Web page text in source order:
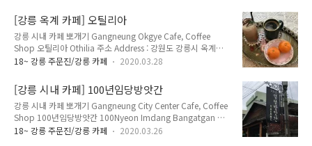
가격 Menu with Prices : 아메리카노 Americano 3,500원 카
페라떼 Cafe Latte 4,500원 카페모카 Cafe Mocha 4,500원
바닐라라떼 Vanilla Latte 4,500원 아이스 Ice +500원 정동심
곡 바다부채길 금진항에 위치한 카페. 금진항 쪽에 유일하게 있
는 카페가 아닌가 싶다. 창문 밖으로 금진항이 보이고, 3층으로
[강릉 옥계 카페] 오틸리아
강릉 시내 카페 뽀개기 Gangneung Okgye Cafe, Coffee
Shop 오틸리아 Othilia 주소 Address : 강원도 강릉시 옥계면
현내시장길 27 (현내리 326-8) 27, Hyeonnaesijang-gil
Opening Hours : 매일 Everyday 07:00~21:30 매주 화요일
휴무 Closed Every Tuesday 메뉴 및 가격 Menu with Prices :
아메리카노 Americano 3,500원 카페라떼 Cafe Latte 4,000
원 카페모카 Cafe Mocha 4,000원 바닐라라떼 Vanilla Latte
4,000원 아이스 Ice +500원 강릉 옥계 면사무소, 옥계 오일..
18~ 강릉 주문진/강릉 카페 2020.03.28
[강릉 시내 카페] 100년임당방앗간
강릉 시내 카페 뽀개기 Gangneung City Center Cafe, Coffee
Shop 100년임당방앗간 100Nyeon Imdang Bangatgan 주
소 Address : 강원도 강릉시 경강로2095번길 7 (임당동 89-6)
18~ 강릉 주문진/강릉 카페 2020.03.26